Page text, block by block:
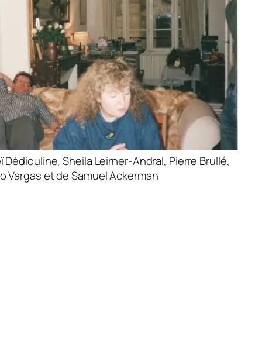
Dédiouline, Sheila Leirner-Andral, Pierre Brullé,
Vargas et de Samuel Ackerman